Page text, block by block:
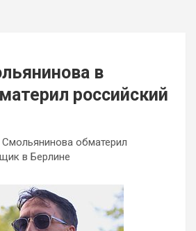
в
российский
Смольянинова обматерил
в Берлине